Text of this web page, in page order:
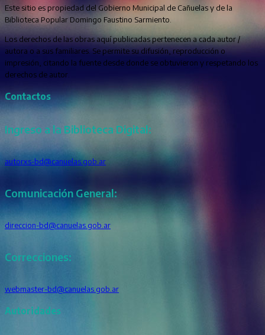
Este sitio es propiedad del Gobierno Municipal de Cañuelas y de la
Biblioteca Popular Domingo Faustino Sarmiento.
Los derechos de las obras aquí publicadas pertenecen a cada autor /
autora o a sus familiares. Se permite su difusión, reproducción o
impresión, citando la fuente desde donde se obtuvieron y respetando los
derechos de autor.
Contactos
Ingreso a la Biblioteca Digital:
autorxs-bd@canuelas.gob.ar
Comunicación General:
direccion-bd@canuelas.gob.ar
Correcciones:
webmaster-bd@canuelas.gob.ar
Autoridades